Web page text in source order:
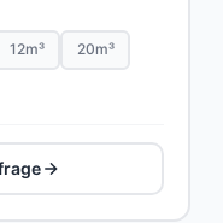
12m³ 20m³